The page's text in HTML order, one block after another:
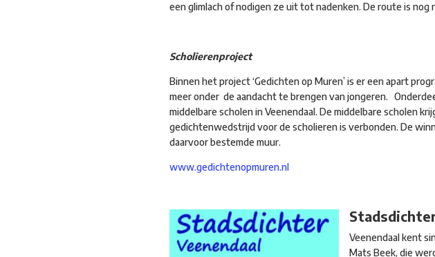
een glimlach of nodigen ze uit tot nadenken. De route is nog
Scholierenproject
Binnen het project ‘Gedichten op Muren’ is er een apart
meer onder de aandacht te brengen van jongeren.
middelbare scholen in Veenendaal. De middelbare scholen
gedichtenwedstrijd voor de scholieren is verbonden. De
daarvoor bestemde muur.
www.gedichtenopmuren.nl
Veenendaal kent
Mats Beek, die